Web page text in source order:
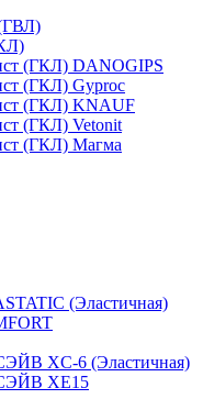
(ГКЛ) DANOGIPS
(ГКЛ) Gyproc
(ГКЛ) KNAUF
(ГКЛ) Vetonit
(ГКЛ) Магма
(Эластичная)
XC-6 (Эластичная)
XЕ15